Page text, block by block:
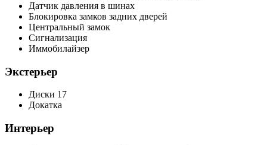
Датчик давления в шинах
Блокировка замков задних дверей
Центральный замок
Сигнализация
Иммобилайзер
Экстерьер
Диски 17
Докатка
Интерьер